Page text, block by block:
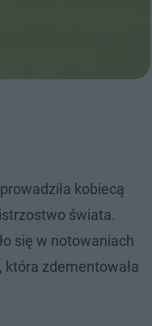
kobiecą
świata.
się w notowaniach
która zdementowała